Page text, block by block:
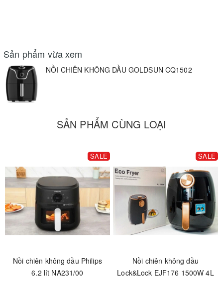
Sản phẩm vừa xem
NỒI CHIÊN KHÔNG DẦU GOLDSUN CQ1502
SẢN PHẨM CÙNG LOẠI
SALE
Nồi chiên không dầu Philips
6.2 lít NA231/00
SALE
Nồi chiên không dầu
Lock&Lock EJF176 1500W 4L